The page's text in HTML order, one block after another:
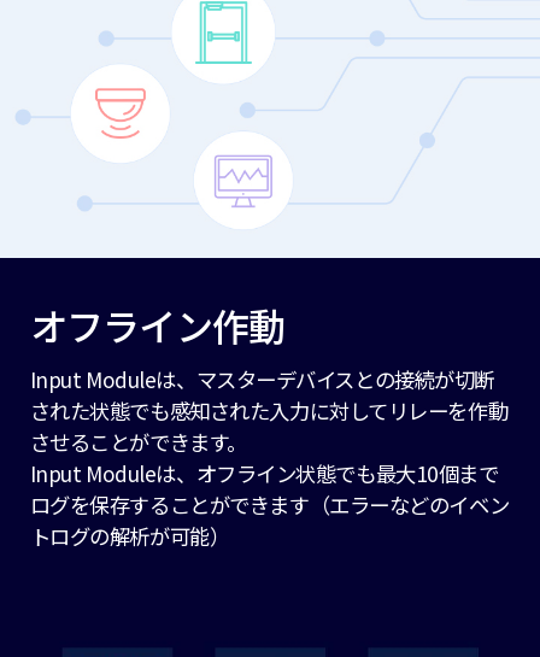
オフライン作動
Input Moduleは、マスターデバイスとの接続が切断
された状態でも感知された入力に対してリレーを作動
させることができます。
Input Moduleは、オフライン状態でも最大10個まで
ログを保存することができます（エラーなどのイベン
トログの解析が可能）